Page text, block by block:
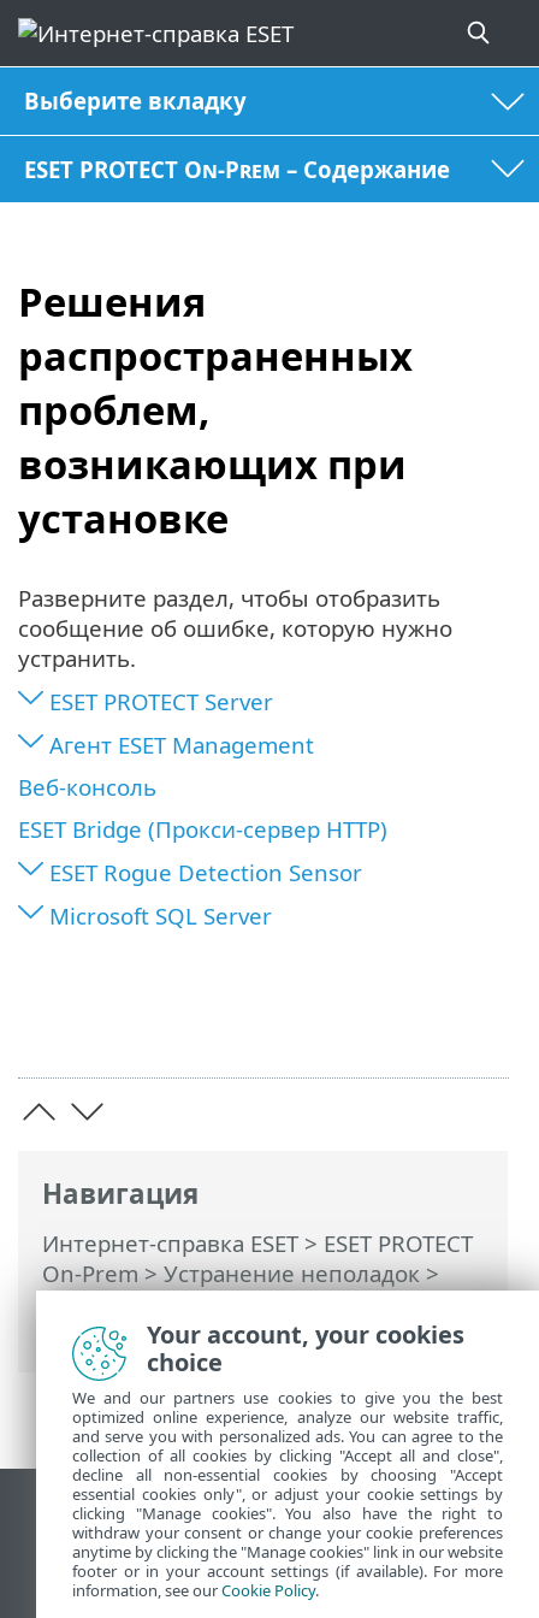
Выберите вкладку
ESET PROTECT On-Prem – Содержание
Решения
распространенных
проблем,
возникающих при
установке
Навигация
Интернет-справка ESET> ESET PROTECT
On-Prem>Устранение неполадок>
возникающих при установке
Разверните раздел, чтобы отобразить
сообщение об ошибке, которую нужно
устранить.
ESET PROTECT Server
Агент ESET Management
Веб-консоль
ESET Bridge (Прокси-сервер HTTP)
ESET Rogue Detection Sensor
Microsoft SQL Server
Использовать сайт для ПК
End of Life
База знаний ESET
Your account, your cookies
choice
We and our partners use cookies to give you the best
optimized online experience, analyze our website traffic,
and serve you with personalized ads. You can agree to the
collection of all cookies by clicking "Accept all and close",
decline all non-essential cookies by choosing "Accept
essential cookies only", or adjust your cookie settings by
clicking "Manage cookies". You also have the right to
withdraw your consent or change your cookie preferences
anytime by clicking the "Manage cookies" link in our website
footer or in your account settings (if available). For more
information, see ourCookie Policy.